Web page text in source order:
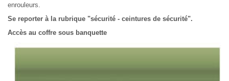
enrouleurs.
Se reporter à la rubrique "sécurité - ceintures de sécurité".
Accès au coffre sous banquette